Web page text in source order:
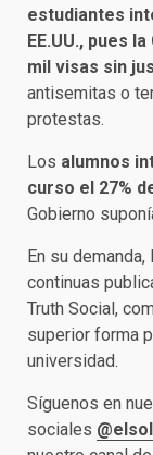
estudiantes
EE.UU., pues
mil visas sin
antisemitas o
protestas.
Los alumnos
curso el 27%
Gobierno
En su
continuas
Truth Social,
superior forma
universidad.
Síguenos en
sociales